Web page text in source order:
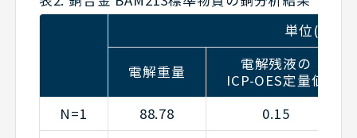
単位(%)
電解重量
電解残液の
ICP-OES定量値
N=1
88.78
0.15